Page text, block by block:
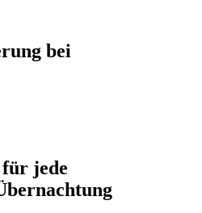
bei
jede